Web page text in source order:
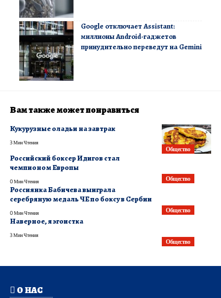
Google отключает Assistant:
миллионы Android-гаджетов
принудительно переведут на Gemini
Вам также может понравиться
Общество
Кукурузные оладьи на завтрак
3 Мин Чтения
Общество
Российский боксер Идигов стал
чемпионом Европы
0 Мин Чтения
Общество
Россиянка Бабичева выиграла
серебряную медаль ЧЕ по боксу в Сербии
0 Мин Чтения
Общество
Наверное, я эгоистка
3 Мин Чтения
О НАС